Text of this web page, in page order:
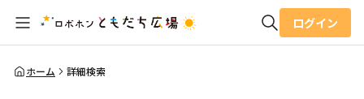
全体検索
ログイン
ホーム 詳細検索